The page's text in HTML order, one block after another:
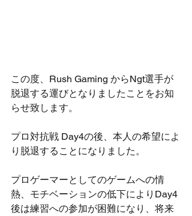
この度、Rush Gaming からNgt選手が
脱退する運びとなりましたことをお知
らせ致します。
プロ対抗戦 Day4の後、本人の希望によ
り脱退することになりました。
プロゲーマーとしてのゲームへの情
熱、モチベーションの低下によりDay4
後は練習への参加が困難になり、将来